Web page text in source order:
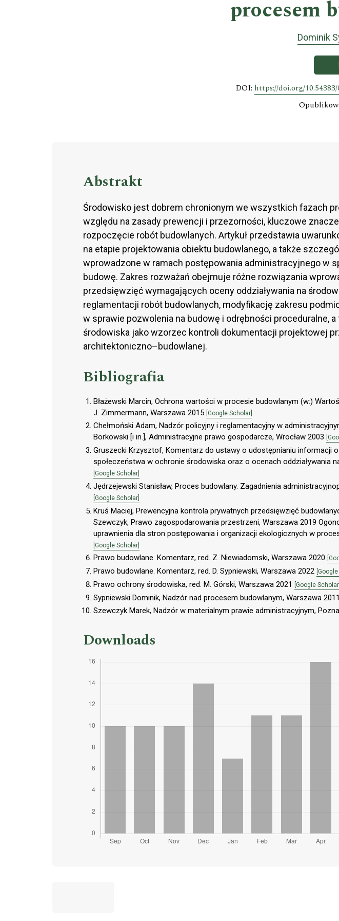
procesem
Dominik
DOI: https://doi.org/10.54383/
Abstrakt
Środowisko jest dobrem chronionym we wszystkich fazach
względu na zasady prewencji i przezorności, kluczowe
rozpoczęcie robót budowlanych. Artykuł przedstawia
na etapie projektowania obiektu budowlanego, a także
wprowadzone w ramach postępowania administracyjnego w
budowę. Zakres rozważań obejmuje różne rozwiązania
przedsięwzięć wymagających oceny oddziaływania na
reglamentacji robót budowlanych, modyfikację zakresu
w sprawie pozwolenia na budowę i odrębności proceduralne,
środowiska jako wzorzec kontroli dokumentacji projektowej
architektoniczno–budowlanej.
Bibliografia
Błażewski Marcin, Ochrona wartości w procesie budowlanym (w:)
J. Zimmermann, Warszawa 2015 [Google Scholar]
Chełmoński Adam, Nadzór policyjny i reglamentacyjny w
Borkowski [i in.], Administracyjne prawo gospodarcze, Wrocław 2003
Gruszecki Krzysztof, Komentarz do ustawy o udostępnianiu informacji
społeczeństwa w ochronie środowiska oraz o ocenach oddziaływania
[Google Scholar]
Jędrzejewski Stanisław, Proces budowlany. Zagadnienia
[Google Scholar]
Kruś Maciej, Prewencyjna kontrola prywatnych przedsięwzięć
Szewczyk, Prawo zagospodarowania przestrzeni, Warszawa 2019
uprawnienia dla stron postępowania i organizacji ekologicznych w
[Google Scholar]
Prawo budowlane. Komentarz, red. Z. Niewiadomski, Warszawa 2020
Prawo budowlane. Komentarz, red. D. Sypniewski, Warszawa 2022
Prawo ochrony środowiska, red. M. Górski, Warszawa 2021 [Google Scholar]
Sypniewski Dominik, Nadzór nad procesem budowlanym, Warszawa 2011
Szewczyk Marek, Nadzór w materialnym prawie administracyjnym,
Downloads